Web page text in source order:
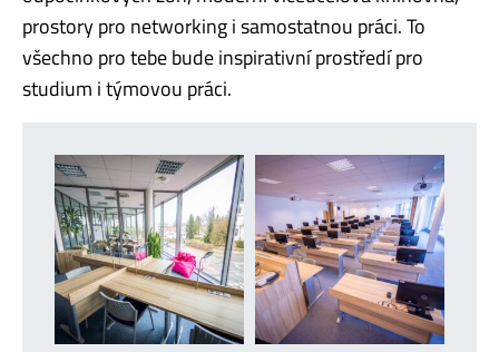
prostory pro networking i samostatnou práci. To
všechno pro tebe bude inspirativní prostředí pro
studium i týmovou práci.